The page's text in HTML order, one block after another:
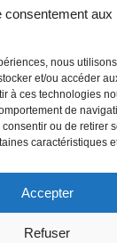
consentement aux
nous
et/ou accéder
à ces technologies
de
ou de retirer
caractéristiques
Accepter
Refuser